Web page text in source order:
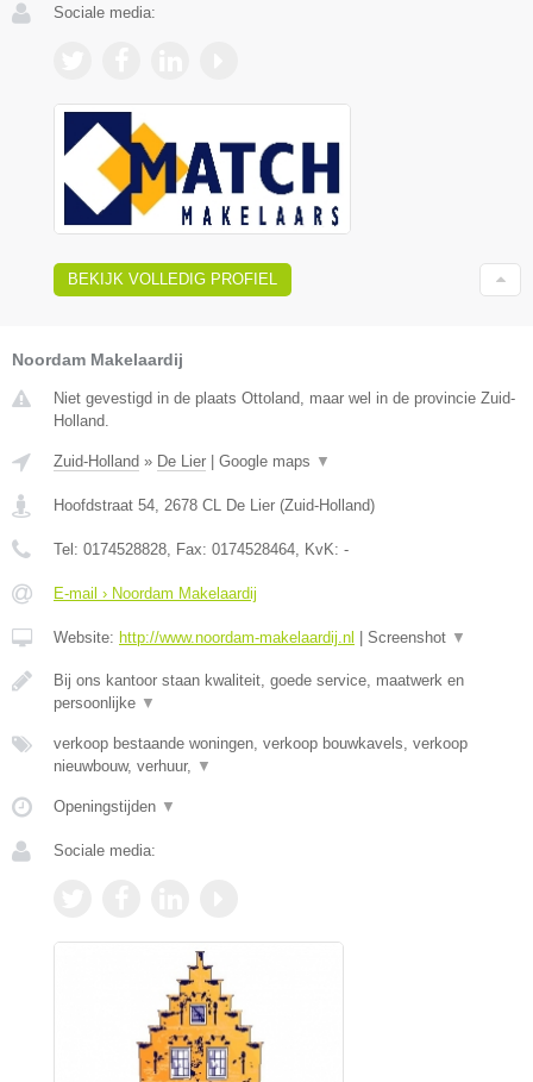
Sociale media:
BEKIJK VOLLEDIG PROFIEL
Noordam Makelaardij
Niet gevestigd in de plaats Ottoland, maar wel in de provincie Zuid-
Holland.
Zuid-Holland » De Lier Google maps ▼
Hoofdstraat 54, 2678 CL De Lier (Zuid-Holland)
Tel: 0174528828, Fax: 0174528464, KvK: -
E-mail › Noordam Makelaardij
Website: http://www.noordam-makelaardij.nl Screenshot ▼
Bij ons kantoor staan kwaliteit, goede service, maatwerk en
persoonlijke ▼
verkoop bestaande woningen, verkoop bouwkavels, verkoop
nieuwbouw, verhuur, ▼
Openingstijden ▼
Sociale media: